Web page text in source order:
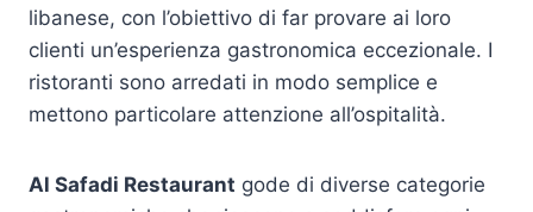
libanese, con l’obiettivo di far provare ai loro
clienti un’esperienza gastronomica eccezionale. I
ristoranti sono arredati in modo semplice e
mettono particolare attenzione all’ospitalità.
Al Safadi Restaurant gode di diverse categorie